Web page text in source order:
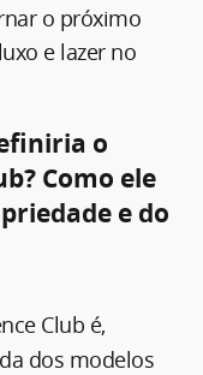
o próximo
e lazer no
o
Como ele
e do
Club é,
dos modelos